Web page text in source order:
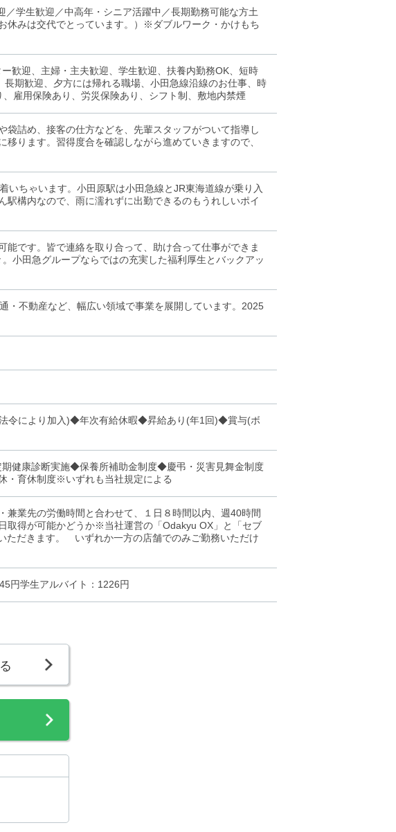
学生歓迎／中高年・シニア活躍中／長期勤務可能な方土
休みは交代でとっています。）※ダブルワーク・かけもち
歓迎、主婦・主夫歓迎、学生歓迎、扶養内勤務OK、短時
期歓迎、夕方には帰れる職場、小田急線沿線のお仕事、時
雇用保険あり、労災保険あり、シフト制、敷地内禁煙
詰め、接客の仕方などを、先輩スタッフがついて指導し
ります。習得度合を確認しながら進めていきますので、
いちゃいます。小田原駅は小田急線とJR東海道線が乗り入
構内なので、雨に濡れずに出勤できるのもうれしいポイ
です。皆で連絡を取り合って、助け合って仕事ができま
小田急グループならではの充実した福利厚生とバックアッ
不動産など、幅広い領域で事業を展開しています。2025
令により加入)◆年次有給休暇◆昇給あり(年1回)◆賞与(ボ
健康診断実施◆保養所補助金制度◆慶弔・災害見舞金制度
育休制度※いずれも当社規定による
業先の労働時間と合わせて、１日８時間以内、週40時間
取得が可能かどうか※当社運営の「Odakyu OX」と「セブ
ただきます。 いずれか一方の店舗でのみご勤務いただけ
円学生アルバイト：1226円